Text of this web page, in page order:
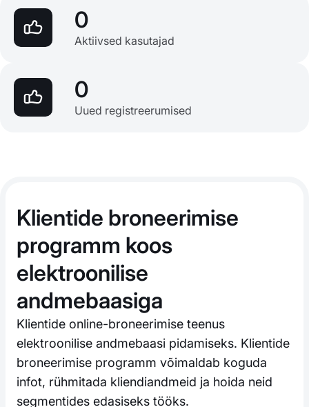
0
Aktiivsed kasutajad
0
Uued registreerumised
Klientide broneerimise
programm koos
elektroonilise
andmebaasiga
Klientide online-broneerimise teenus
elektroonilise andmebaasi pidamiseks. Klientide
broneerimise programm võimaldab koguda
infot, rühmitada kliendiandmeid ja hoida neid
segmentides edasiseks tööks.